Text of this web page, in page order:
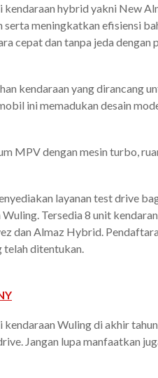
hybrid yakni New
meningkatkan efisiensi
dan tanpa jeda dengan
kendaraan yang dirancang
ini memadukan desain
MPV dengan mesin turbo,
layanan test drive
Tersedia 8 unit
dan Almaz Hybrid.
ditentukan.
Wuling di akhir
Jangan lupa manfaatkan